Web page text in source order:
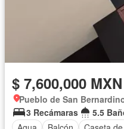
$ 7,600,000 MXN
Pueblo de San
3 Recámaras
5.5